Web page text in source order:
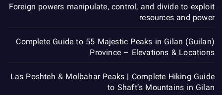
Foreign powers manipulate, control, and divide to exploit
resources and power
Complete Guide to 55 Majestic Peaks in Gilan (Guilan)
Province – Elevations & Locations
Las Poshteh & Molbahar Peaks | Complete Hiking Guide
to Shaft’s Mountains in Gilan